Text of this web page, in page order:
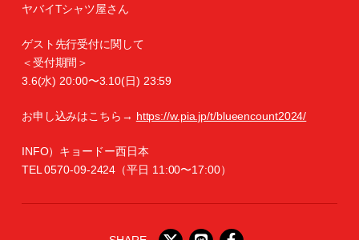
ヤバイTシャツ屋さん
ゲスト先行受付に関して
＜受付期間＞
3.6(水) 20:00〜3.10(日) 23:59
お申し込みはこちら→ https://w.pia.jp/t/blueencount2024/
INFO）キョードー⻄日本
TEL 0570-09-2424（平⽇ 11:00〜17:00）